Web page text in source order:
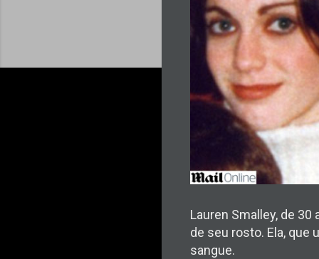
Lauren Smalley, de
de seu rosto. Ela, que
sangue.